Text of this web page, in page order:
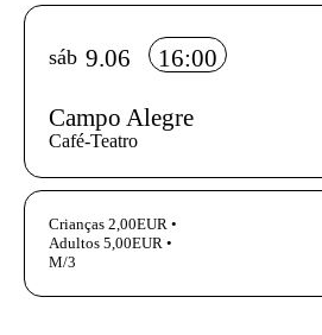
Info sobre horário e bilhetes
sáb 9.06 16:00
Campo Alegre
Café-Teatro
InformaÃ§Ã£o adicional
Crianças 2,00EUR •
Adultos 5,00EUR •
M/3